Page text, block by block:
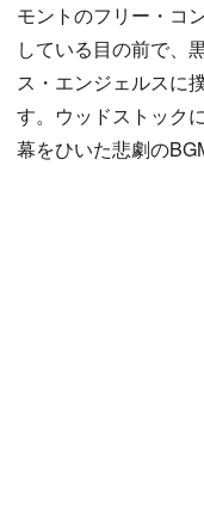
モントのフリー・コ
している目の前で、
ス・エンジェルスに
す。ウッドストック
幕をひいた悲劇の